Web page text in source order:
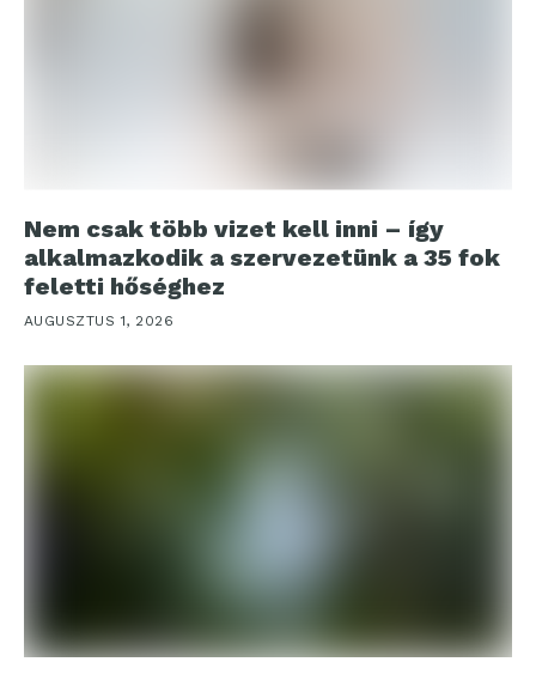
Nem csak több vizet kell inni – így
alkalmazkodik a szervezetünk a 35 fok
feletti hőséghez
AUGUSZTUS 1, 2026